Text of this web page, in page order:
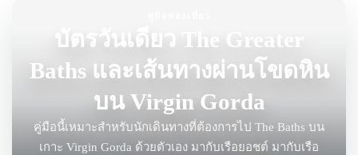
บัตรวันเดียว The Greater
Baths และเส้นทางผ่านโขดหิน
บน Virgin Gorda
คู่มือนี้เหมาะสำหรับนักเดินทางที่ต้องการไป The Baths บน
เกาะ Virgin Gorda ด้วยตัวเอง มากับเรือยอชต์ มากับเรือ